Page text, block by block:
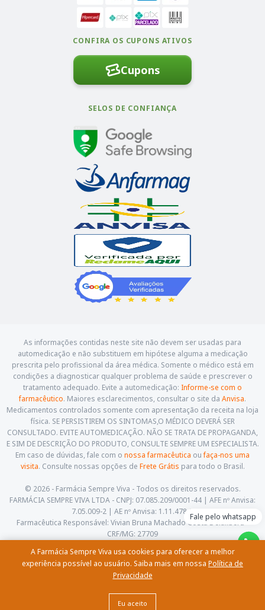
Fale pelo whatsapp
As informações contidas neste site não devem ser usadas para
automedicação e não substituem em hipótese alguma a medicação
prescrita pelo profissional da área médica. Somente o médico está em
condições a diagnosticar qualquer problema de saúde e prescrever o
tratamento adequado. Evite a automedicação: Informe-se com o
farmacêutico. Maiores esclarecimentos, consultar o site da Anvisa.
Medicamentos controlados somente com apresentação da receita na loja
física. SE PERSISTIREM OS SINTOMAS,O MÉDICO DEVERÁ SER
CONSULTADO. EVITE AUTOMEDICAÇÃO. NÃO SE TRATA DE PROPAGANDA,
E SIM DE DESCRIÇÃO DO PRODUTO, CONSULTE SEMPRE UM ESPECIALISTA.
Em caso de dúvidas, fale com o nossa farmacêutica oufaça-nos uma
visita. Consulte nossas opções de Frete Grátis para todo o Brasil.
© 2026 - Farmácia Sempre Viva - Todos os direitos reservados.
FARMÁCIA SEMPRE VIVA LTDA - CNPJ: 07.085.209/0001-44 | AFE nº Anvisa:
7.05.009-2 | AE nº Anvisa: 1.11.478-5
Farmacêutica Responsável: Vivian Bruna Machado Costa Delalibera -
CRF/MG: 27709
(35) 3622-5658 | contato@farmaciasempreviva.com.br
CONFIRA OS CUPONS ATIVOS
Cupons
SELOS DE CONFIANÇA
Eu aceito
A Farmácia Sempre Viva usa cookies para oferecer a melhor
experiência possível ao usuário. Saiba mais em nossa Política de
Privacidade